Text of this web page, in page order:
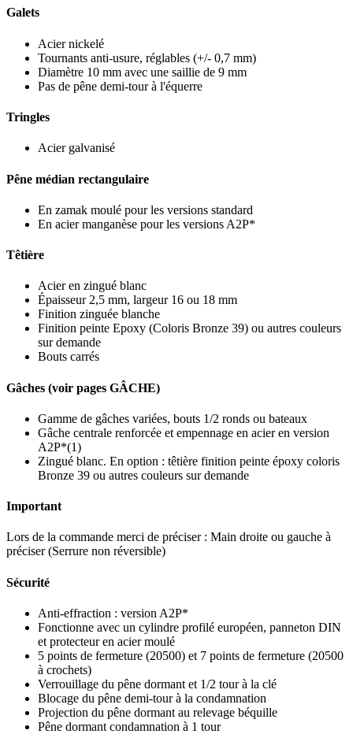
Galets
Acier nickelé
Tournants anti-usure, réglables (+/- 0,7 mm)
Diamètre 10 mm avec une saillie de 9 mm
Pas de pêne demi-tour à l'équerre
Tringles
Acier galvanisé
Pêne médian rectangulaire
En zamak moulé pour les versions standard
En acier manganèse pour les versions A2P*
Têtière
Acier en zingué blanc
Épaisseur 2,5 mm, largeur 16 ou 18 mm
Finition zinguée blanche
Finition peinte Epoxy (Coloris Bronze 39) ou autres couleurs
sur demande
Bouts carrés
Gâches (voir pages GÂCHE)
Gamme de gâches variées, bouts 1/2 ronds ou bateaux
Gâche centrale renforcée et empennage en acier en version
A2P*(1)
Zingué blanc. En option : têtière finition peinte époxy coloris
Bronze 39 ou autres couleurs sur demande
Important
Lors de la commande merci de préciser : Main droite ou gauche à
préciser (Serrure non réversible)
Sécurité
Anti-effraction : version A2P*
Fonctionne avec un cylindre profilé européen, panneton DIN
et protecteur en acier moulé
5 points de fermeture (20500) et 7 points de fermeture (20500
à crochets)
Verrouillage du pêne dormant et 1/2 tour à la clé
Blocage du pêne demi-tour à la condamnation
Projection du pêne dormant au relevage béquille
Pêne dormant condamnation à 1 tour